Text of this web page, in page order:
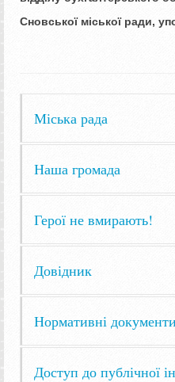
Сновської міської
Міська рада
Наша громада
Герої не вмирають!
Довідник
Нормативні
Доступ до публічної